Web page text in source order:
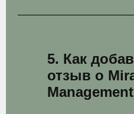
5. Как
отзыв о